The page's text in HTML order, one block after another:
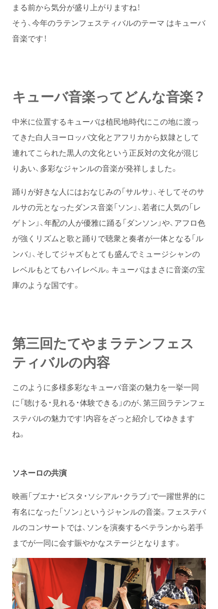
まる前から気分が盛り上がりますね！
そう、今年のラテンフェスティバルのテーマ はキューバ
音楽です！
キューバ音楽ってどんな音楽？
中米に位置するキューバは植民地時代にこの地に渡っ
てきた白人ヨーロッパ文化とアフリカから奴隷として
連れてこられた黒人の文化という正反対の文化が混じ
りあい、多彩なジャンルの音楽が発祥しました。
踊りが好きな人にはおなじみの「サルサ」、そしてそのサ
ルサの元となったダンス音楽「ソン」、若者に人気の「レ
ゲトン」、年配の人が優雅に踊る「ダンソン」や、アフロ色
が強くリズムと歌と踊りで聴衆と奏者が一体となる「ル
ンバ」、そしてジャズもとても盛んでミュージシャンの
レベルもとてもハイレベル。キューバはまさに音楽の宝
庫のような国です。
第三回たてやまラテンフェス
ティバルの内容
このように多様多彩なキューバ音楽の魅力を一挙一同
に「聴ける・見れる・体験できる」のが、第三回ラテンフェ
ステバルの魅力です！内容をざっと紹介してゆきます
ね。
ソネーロの共演
映画「ブエナ・ビスタ・ソシアル・クラブ」で一躍世界的に
有名になった「ソン」というジャンルの音楽。フェステバ
ルのコンサートでは、ソンを演奏するベテランから若手
までが一同に会す賑やかなステージとなります。